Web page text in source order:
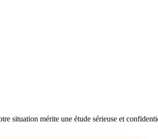
situation mérite une étude sérieuse et